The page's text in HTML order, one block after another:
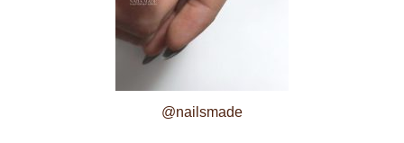
@nailsmade